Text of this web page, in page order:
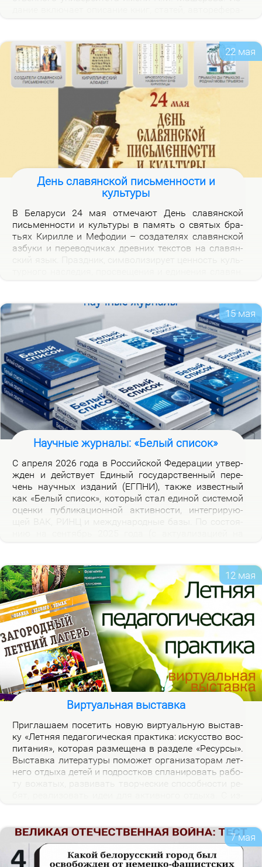
22 мая
День славянской письменности и
культуры
В Бе­ла­ру­си 24 мая от­ме­ча­ют День сла­вян­ской
пись­мен­но­сти и куль­ту­ры в па­мять о свя­тых бра­
тьях Ки­рил­ле и Ме­фо­дии – со­зда­те­лях сла­вян­ской
аз­бу­ки и пе­ре­вод­чи­ках древ­них тек­стов на сла­вян­
ской на­род­но­сти.
15 мая
Научные журналы: «Белый список»
С ап­ре­ля 2026 го­да в Рос­сий­ской Фе­де­ра­ции утвер­
жден и дей­ству­ет Еди­ный го­судар­ствен­ный пе­ре­
чень на­уч­ных из­да­ний (ЕГПНИ), так­же из­вест­ный
как «Бе­лый спи­сок», ко­то­рый стал еди­ной си­сте­мой
оцен­ки пуб­ли­ка­ци­он­ной ак­тив­но­сти, ин­те­гри­ру­ю­
12 мая
Виртуальная выставка
При­гла­ша­ем по­се­тить но­вую вир­ту­аль­ную вы­став­
ку «Лет­няя пе­да­го­ги­че­ская прак­ти­ка: ис­кус­ство вос­
пи­та­ния», ко­то­рая раз­ме­ще­на в раз­де­ле «Ре­сур­сы».
Вы­став­ка ли­те­ра­ту­ры по­мо­жет ор­га­ни­за­то­рам лет­
не­го от­ды­ха де­тей и под­рост­ков спла­ни­ро­вать ра­бо­
вер­си­те­та.
7 мая